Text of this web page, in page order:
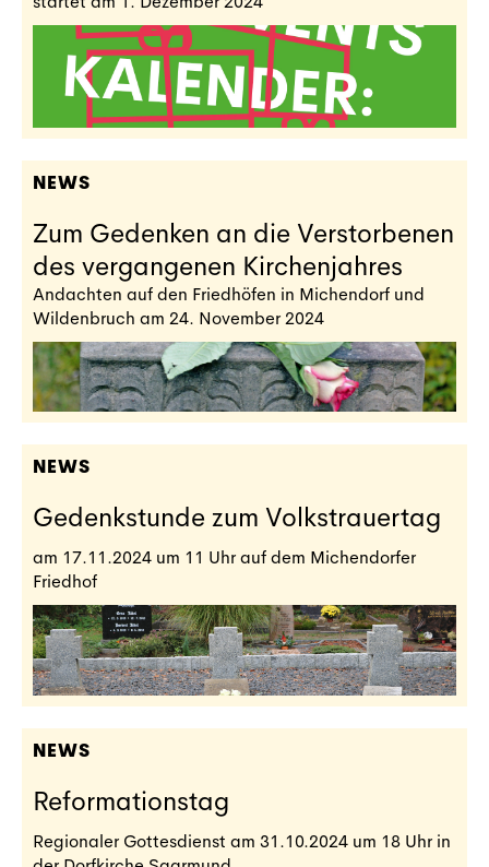
NEWS
Zum Gedenken an die Verstorbenen
des vergangenen Kirchenjahres
Andachten auf den Friedhöfen in Michendorf und
Wildenbruch am 24. November 2024
NEWS
Gedenkstunde zum Volkstrauertag
am 17.11.2024 um 11 Uhr auf dem Michendorfer
Friedhof
NEWS
Reformationstag
Regionaler Gottesdienst am 31.10.2024 um 18 Uhr in